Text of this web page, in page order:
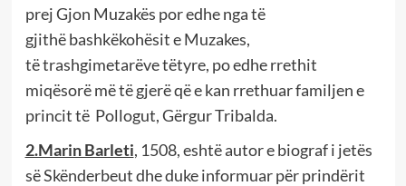
prejGjon Muzakës por edhe ngatë
gjithë bashkëkohësiteMuzakes,
tëtrashgimetarëve tëtyre, po edhe rrethit
miqësorë më të gjerë që e kan rrethuar familjen e
princit të Pollogut, Gërgur Tribalda.
2.Marin Barleti, 1508, eshtëautor e biograf i jetës
së Skënderbeutdheduke informuar për prindërit